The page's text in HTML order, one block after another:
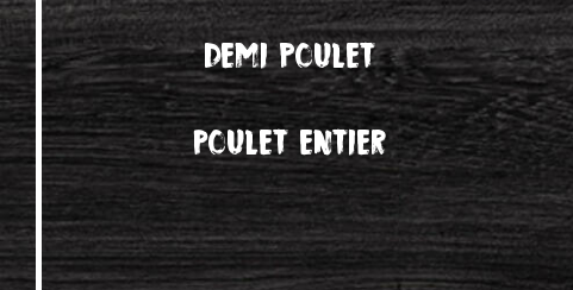
demi poulet
Poulet entier